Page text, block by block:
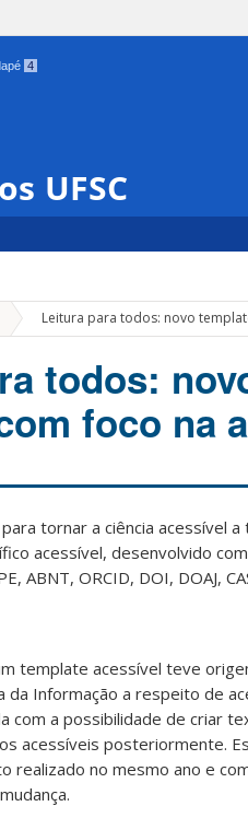
4
UFSC
» Leitura para todos: novo
todos:
foco na
tornar a ciência acessível
acessível, desenvolvido
ABNT, ORCID, DOI, DOAJ,
template acessível teve
da Informação a respeito de
com a possibilidade de criar
acessíveis posteriormente.
realizado no mesmo ano e